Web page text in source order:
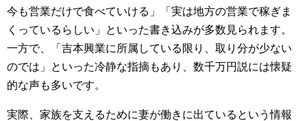
今も営業だけで食べていける」「実は地方の営業で稼ぎま
くっているらしい」といった書き込みが多数見られます。
一方で、「吉本興業に所属している限り、取り分が少ない
のでは」といった冷静な指摘もあり、数千万円説には懐疑
的な声も多いです。
実際、家族を支えるために妻が働きに出ているという情報